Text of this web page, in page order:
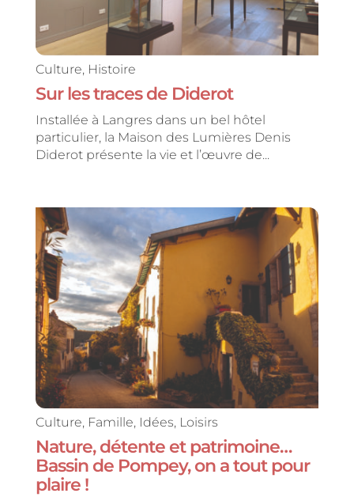
Culture, Histoire
Sur les traces de Diderot
Installée à Langres dans un bel hôtel
particulier, la Maison des Lumières Denis
Diderot présente la vie et l’œuvre de...
Culture, Famille, Idées, Loisirs
Nature, détente et patrimoine…
Bassin de Pompey, on a tout pour
plaire !